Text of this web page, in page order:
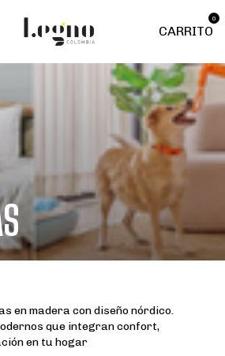
CARRITO
0
en madera con diseño nórdico.
que integran confort,
en tu hogar